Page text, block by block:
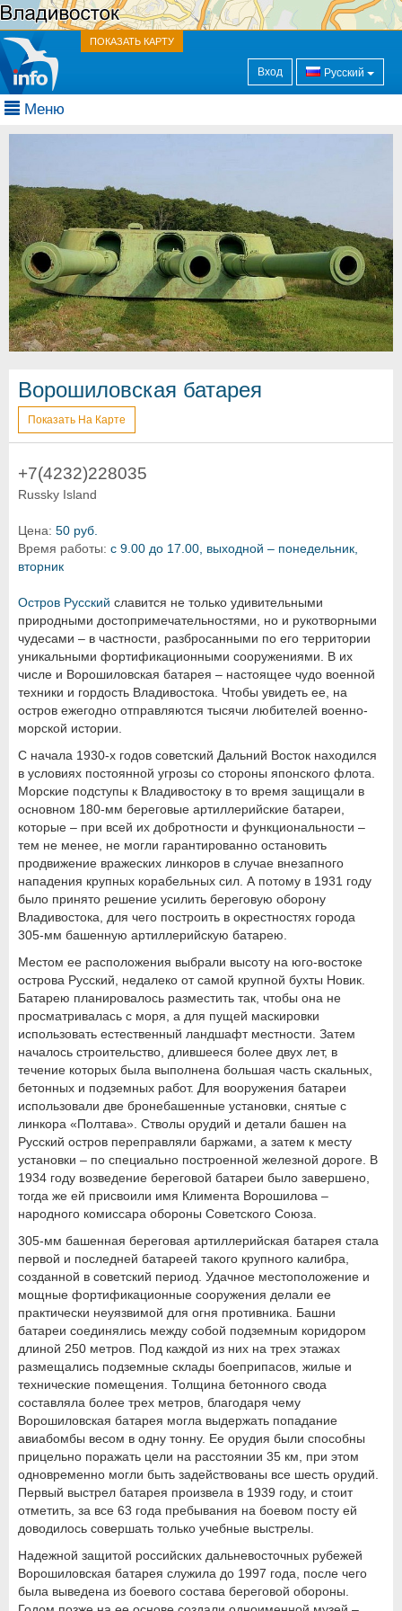
ПОКАЗАТЬ КАРТУ
Вход Русский
Меню
Ворошиловская батарея
Показать На Карте
+7(4232)228035
Russky Island
Цена: 50 руб.
Время работы: с 9.00 до 17.00, выходной – понедельник,
вторник
Остров Русский славится не только удивительными
природными достопримечательностями, но и рукотворными
чудесами – в частности, разбросанными по его территории
уникальными фортификационными сооружениями. В их
числе и Ворошиловская батарея – настоящее чудо военной
техники и гордость Владивостока. Чтобы увидеть ее, на
остров ежегодно отправляются тысячи любителей военно-
морской истории.
С начала 1930-х годов советский Дальний Восток находился
в условиях постоянной угрозы со стороны японского флота.
Морские подступы к Владивостоку в то время защищали в
основном 180-мм береговые артиллерийские батареи,
которые – при всей их добротности и функциональности –
тем не менее, не могли гарантированно остановить
продвижение вражеских линкоров в случае внезапного
нападения крупных корабельных сил. А потому в 1931 году
было принято решение усилить береговую оборону
Владивостока, для чего построить в окрестностях города
305-мм башенную артиллерийскую батарею.
Местом ее расположения выбрали высоту на юго-востоке
острова Русский, недалеко от самой крупной бухты Новик.
Батарею планировалось разместить так, чтобы она не
просматривалась с моря, а для пущей маскировки
использовать естественный ландшафт местности. Затем
началось строительство, длившееся более двух лет, в
течение которых была выполнена большая часть скальных,
бетонных и подземных работ. Для вооружения батареи
использовали две бронебашенные установки, снятые с
линкора «Полтава». Стволы орудий и детали башен на
Русский остров переправляли баржами, а затем к месту
установки – по специально построенной железной дороге. В
1934 году возведение береговой батареи было завершено,
тогда же ей присвоили имя Климента Ворошилова –
народного комиссара обороны Советского Союза.
305-мм башенная береговая артиллерийская батарея стала
первой и последней батареей такого крупного калибра,
созданной в советский период. Удачное местоположение и
мощные фортификационные сооружения делали ее
практически неуязвимой для огня противника. Башни
батареи соединялись между собой подземным коридором
длиной 250 метров. Под каждой из них на трех этажах
размещались подземные склады боеприпасов, жилые и
технические помещения. Толщина бетонного свода
составляла более трех метров, благодаря чему
Ворошиловская батарея могла выдержать попадание
авиабомбы весом в одну тонну. Ее орудия были способны
прицельно поражать цели на расстоянии 35 км, при этом
одновременно могли быть задействованы все шесть орудий.
Первый выстрел батарея произвела в 1939 году, и стоит
отметить, за все 63 года пребывания на боевом посту ей
доводилось совершать только учебные выстрелы.
Надежной защитой российских дальневосточных рубежей
Ворошиловская батарея служила до 1997 года, после чего
была выведена из боевого состава береговой обороны.